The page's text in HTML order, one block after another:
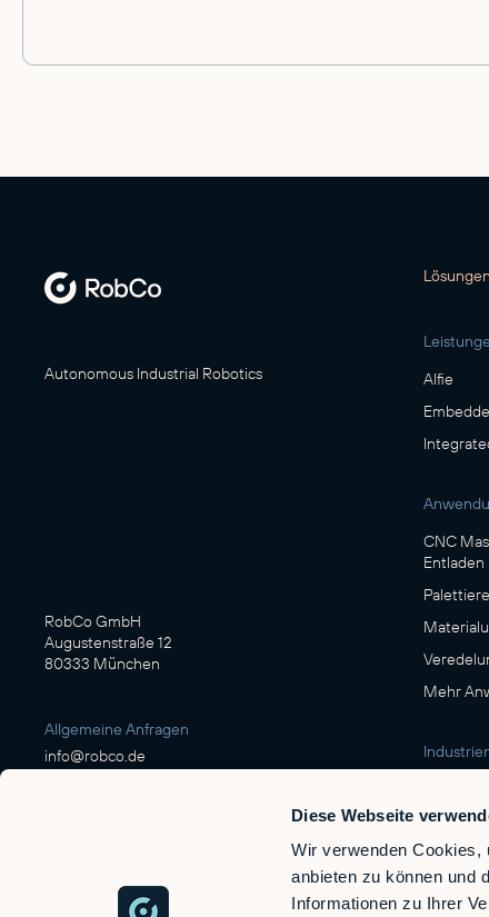
Diese Webseite
Wir verwenden Cookies,
anbieten zu können und
Informationen zu Ihrer
Autonomous Industrial Robotics
RobCo GmbH
Augustenstraße 12
80333 München
Allgemeine Anfragen
info@robco.de
Lösungen
Alfie
CNC
Entladen
Mehr
Logistik